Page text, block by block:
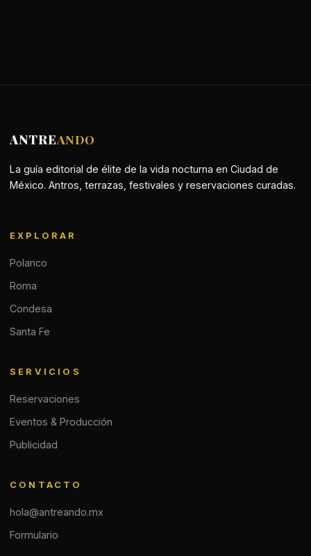
ANTREANDO
La guía editorial de élite de la vida nocturna en Ciudad de
México. Antros, terrazas, festivales y reservaciones curadas.
EXPLORAR
Polanco
Roma
Condesa
Santa Fe
SERVICIOS
Reservaciones
Eventos & Producción
Publicidad
CONTACTO
hola@antreando.mx
Formulario